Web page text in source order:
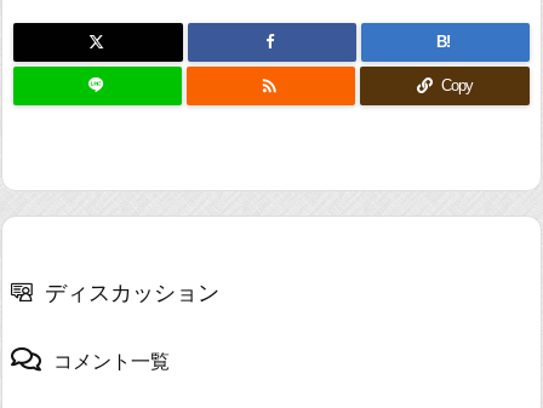
B!
 Copy
ディスカッション
コメント一覧